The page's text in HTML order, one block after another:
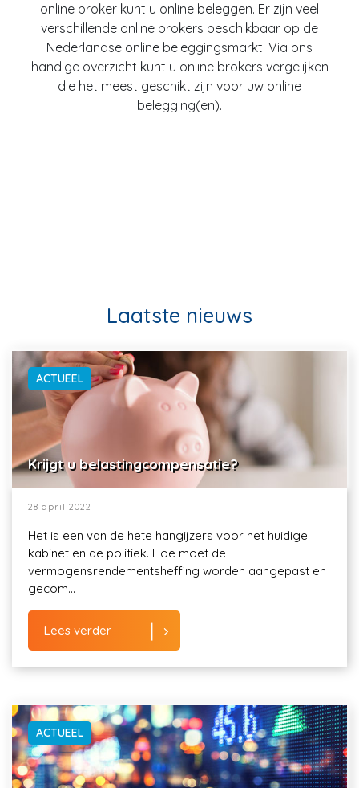
online broker kunt u online beleggen. Er zijn veel
verschillende online brokers beschikbaar op de
Nederlandse online beleggingsmarkt. Via ons
handige overzicht kunt u online brokers vergelijken
die het meest geschikt zijn voor uw online
belegging(en).
Laatste nieuws
ACTUEEL
Krijgt u belastingcompensatie?
28 april 2022
Het is een van de hete hangijzers voor het huidige
kabinet en de politiek. Hoe moet de
vermogensrendementsheffing worden aangepast en
gecom...
Lees verder
ACTUEEL